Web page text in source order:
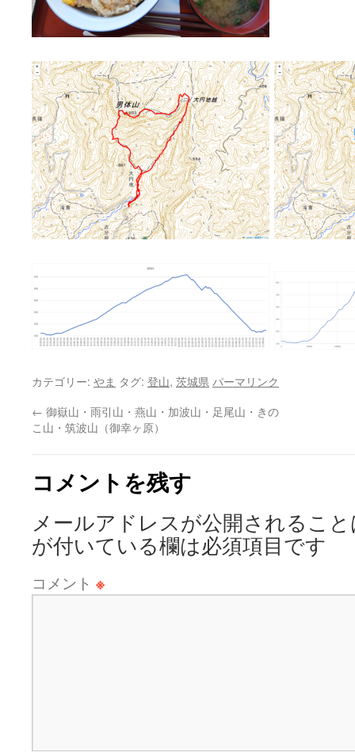
カテゴリー: やま タグ: 登山, 茨城県 パーマリンク
← 御嶽山・雨引山・燕山・加波山・足尾山・きの
こ山・筑波山（御幸ヶ原）
コメントを残す
メールアドレスが公開されるこ
が付いている欄は必須項目です
コメント ※